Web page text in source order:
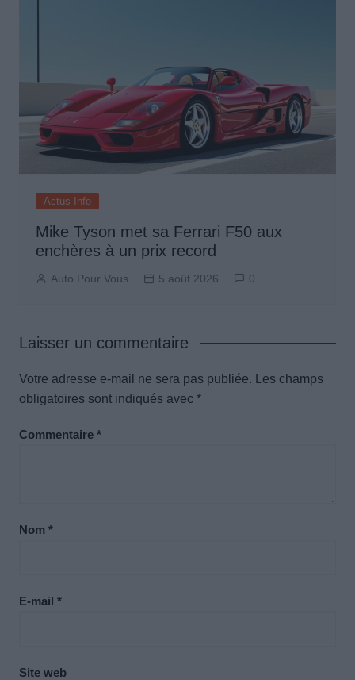
Actus Info
Mike Tyson met sa Ferrari F50 aux
enchères à un prix record
Auto Pour Vous 5 août 2026 0
Laisser un commentaire
Votre adresse e-mail ne sera pas publiée.
Les champs
obligatoires sont indiqués avec *
Commentaire *
Nom *
E-mail *
Site web